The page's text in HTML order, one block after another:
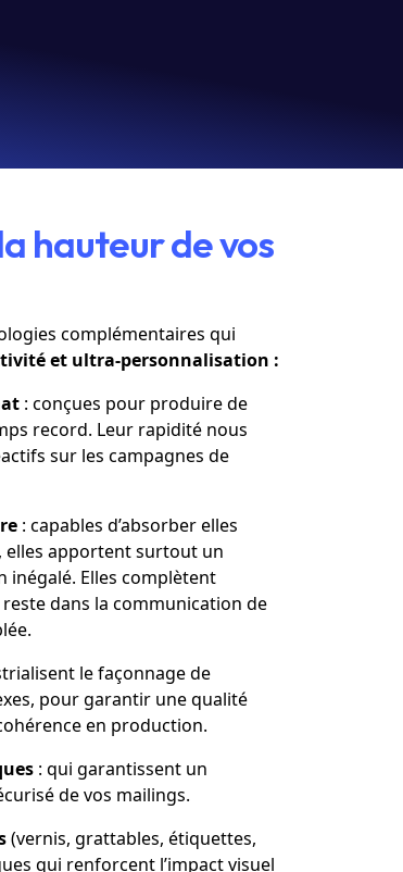
hauteur de vos
complémentaires qui
et ultra-personnalisation :
: conçues pour produire de
record. Leur rapidité nous
sur les campagnes de
: capables d’absorber elles
elles apportent surtout un
inégalé. Elles complètent
dans la communication de
le façonnage de
pour garantir une qualité
en production.
: qui garantissent un
de vos mailings.
(vernis, grattables, étiquettes,
qui renforcent l’impact visuel